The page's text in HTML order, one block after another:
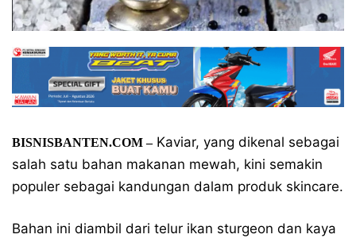
BISNISBANTEN.COM –Kaviar, yang dikenal sebagai
salah satu bahan makanan mewah, kini semakin
populer sebagai kandungan dalam produk skincare.
Bahan ini diambil dari telur ikan sturgeon dan kaya